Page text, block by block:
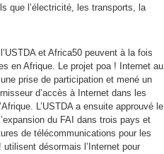
que l’électricité, les transports, la
et Africa50 peuvent à la fois
en Afrique. Le projet poa ! Internet au
prise de participation et mené un
d’accès à Internet dans les
L’USTDA a ensuite approuvé le
du FAI dans trois pays et
de télécommunications pour les
désormais l’Internet pour